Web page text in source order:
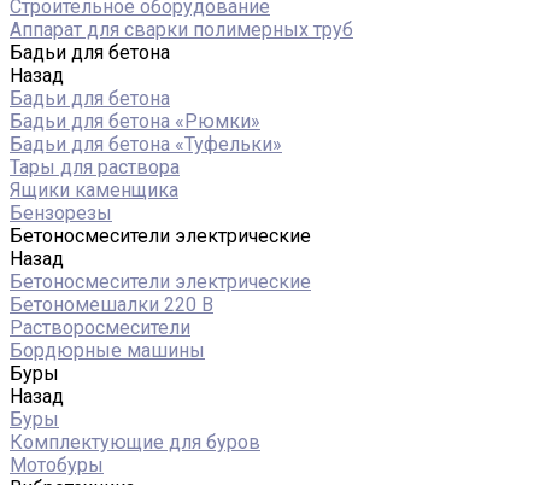
Строительное оборудование
Аппарат для сварки полимерных труб
Бадьи для бетона
Назад
Бадьи для бетона
Бадьи для бетона «Рюмки»
Бадьи для бетона «Туфельки»
Тары для раствора
Ящики каменщика
Бензорезы
Бетоносмесители электрические
Назад
Бетоносмесители электрические
Бетономешалки 220 В
Растворосмесители
Бордюрные машины
Буры
Назад
Буры
Комплектующие для буров
Мотобуры